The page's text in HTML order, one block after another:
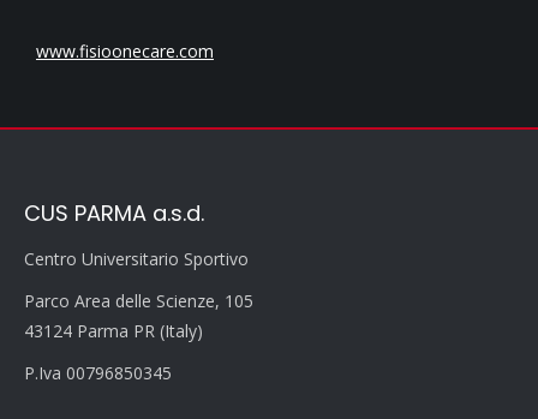
www.fisioonecare.com
CUS PARMA a.s.d.
Centro Universitario Sportivo
Parco Area delle Scienze, 105
43124 Parma PR (Italy)
P.Iva 00796850345